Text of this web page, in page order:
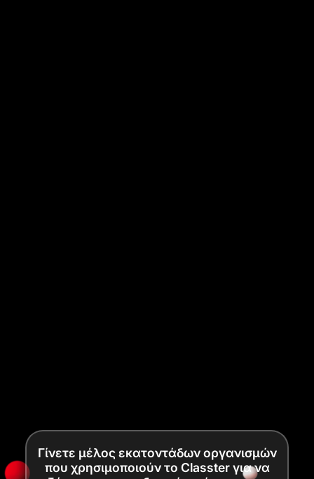
Γίνετε μέλος εκατοντάδων οργανισμών
που χρησιμοποιούν το Classter για να